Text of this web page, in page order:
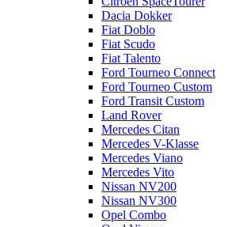
Dacia Dokker
Fiat Doblo
Fiat Scudo
Fiat Talento
Ford Tourneo Connect
Ford Tourneo Custom
Ford Transit Custom
Land Rover
Mercedes Citan
Mercedes V-Klasse
Mercedes Viano
Mercedes Vito
Nissan NV200
Nissan NV300
Opel Combo